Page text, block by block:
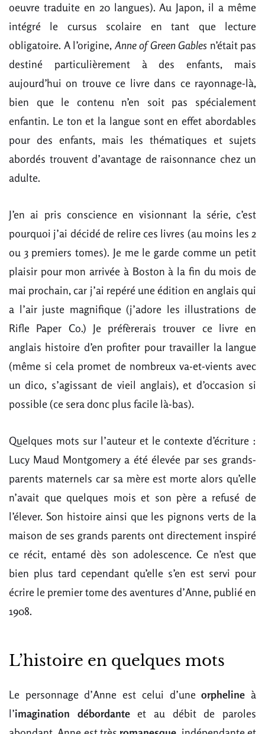
oeuvre traduite en 20 langues). Au Japon, il a même
intégré le cursus scolaire en tant que lecture
obligatoire. A l’origine, Anne of Green Gables n’était pas
destiné particulièrement à des enfants, mais
aujourd’hui on trouve ce livre dans ce rayonnage-là,
bien que le contenu n’en soit pas spécialement
enfantin. Le ton et la langue sont en effet abordables
pour des enfants, mais les thématiques et sujets
abordés trouvent d’avantage de raisonnance chez un
adulte.
J’en ai pris conscience en visionnant la série, c’est
pourquoi j’ai décidé de relire ces livres (au moins les 2
ou 3 premiers tomes). Je me le garde comme un petit
plaisir pour mon arrivée à Boston à la fin du mois de
mai prochain, car j’ai repéré une édition en anglais qui
a l’air juste magnifique (j’adore les illustrations de
Rifle Paper Co.) Je préfèrerais trouver ce livre en
anglais histoire d’en profiter pour travailler la langue
(même si cela promet de nombreux va-et-vients avec
un dico, s’agissant de vieil anglais), et d’occasion si
possible (ce sera donc plus facile là-bas).
Quelques mots sur l’auteur et le contexte d’écriture :
Lucy Maud Montgomery a été élevée par ses grands-
parents maternels car sa mère est morte alors qu’elle
n’avait que quelques mois et son père a refusé de
l’élever. Son histoire ainsi que les pignons verts de la
maison de ses grands parents ont directement inspiré
ce récit, entamé dès son adolescence. Ce n’est que
bien plus tard cependant qu’elle s’en est servi pour
écrire le premier tome des aventures d’Anne, publié en
1908.
L’histoire en quelques mots
Le personnage d’Anne est celui d’uneorpheline à
l’imagination débordanteet au débit de paroles